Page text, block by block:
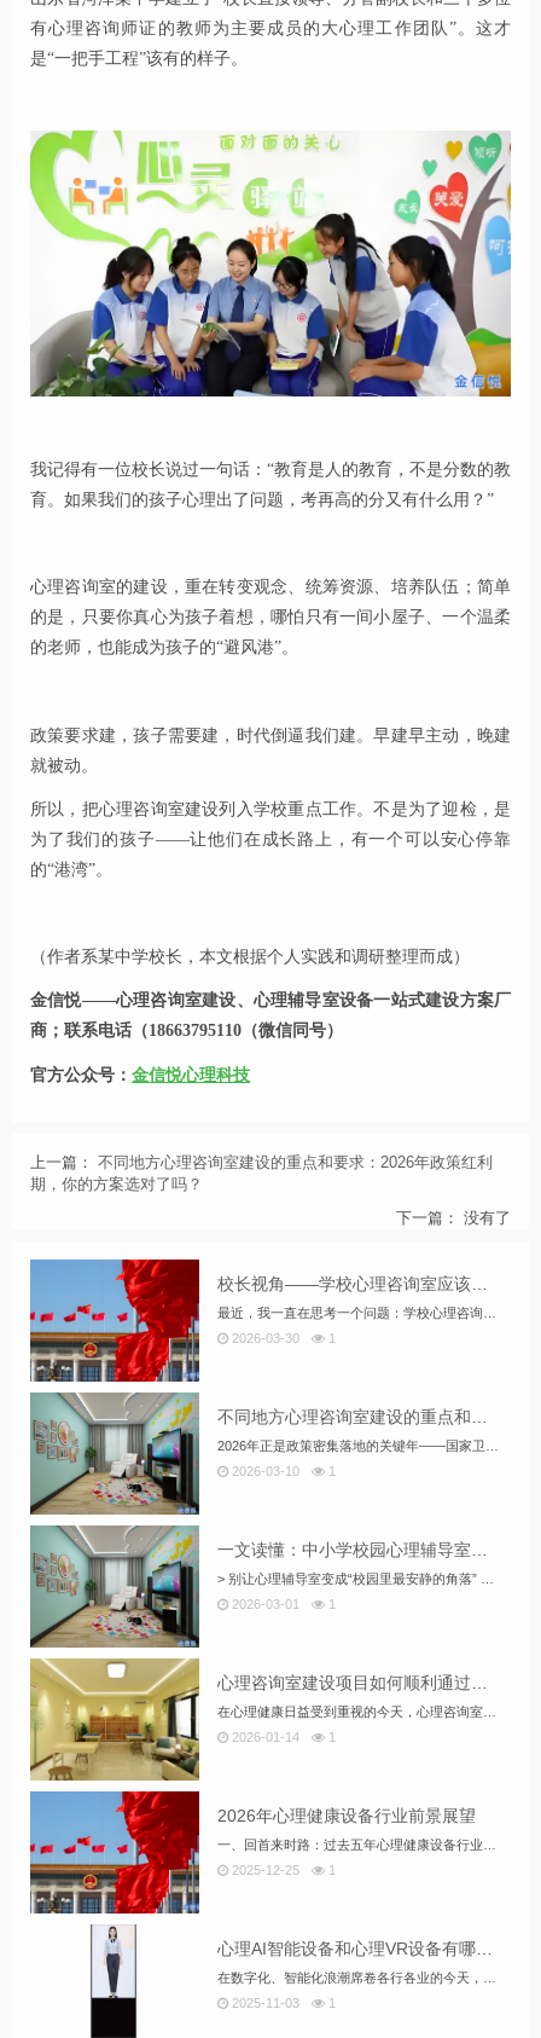
有心理咨询师证的教师为主要成员的大心理工作团队”。这才
是“一把手工程”该有的样子。
我记得有一位校长说过一句话：“教育是人的教育，不是分数的教
育。如果我们的孩子心理出了问题，考再高的分又有什么用？”
心理咨询室的建设，重在转变观念、统筹资源、培养队伍；简单
的是，只要你真心为孩子着想，哪怕只有一间小屋子、一个温柔
的老师，也能成为孩子的“避风港”。
政策要求建，孩子需要建，时代倒逼我们建。早建早主动，晚建
就被动。
所以，把心理咨询室建设列入学校重点工作。不是为了迎检，是
为了我们的孩子——让他们在成长路上，有一个可以安心停靠
的“港湾”。
（作者系某中学校长，本文根据个人实践和调研整理而成）
金信悦——心理咨询室建设、心理辅导室设备一站式建设方案厂
商；联系电话（18663795110（微信同号）
官方公众号： 金信悦心理科技
上一篇： 不同地方心理咨询室建设的重点和要求：2026年政策红利
期，你的方案选对了吗？
下一篇： 没有了
2026-03-30
1
2026-03-10
1
2026-03-01
1
2026-01-14
1
2026年心理健康设备行业前景展望
2025-12-25
1
2025-11-03
1